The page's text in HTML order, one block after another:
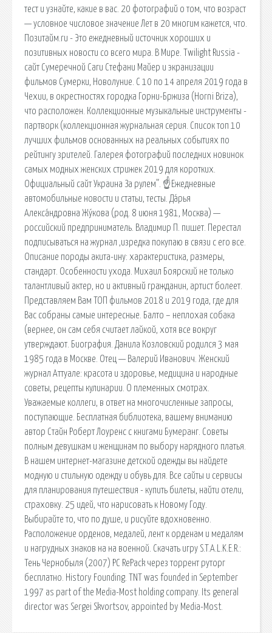
тест и узнайте, какие в вас. 20 фотографий о том, что возраст
— условное числовое значение Лет в 20 многим кажется, что.
Позитайм.ru - Это ежедневный источник хороших и
позитивных новости со всего мира. В Мире. Twilight Russia -
сайт Сумеречной Саги Стефани Майер и экранизации
фильмов Сумерки, Новолуние. С 10 по 14 апреля 2019 года в
Чехии, в окрестностях городка Горни-Бржиза (Horni Briza),
что расположен. Коллекционные музыкальные инструменты -
партворк (коллекционная журнальная серия. Список топ 10
лучших фильмов основанных на реальных событиях по
рейтингу зрителей. Галерея фотографий последних новинок
самых модных женских стрижек 2019 для коротких.
Официальный сайт Украина За рулем”. ☝Ежедневные
автомобильные новости и статьи, тесты. Да́рья
Алекса́ндровна Жу́кова (род. 8 июня 1981, Москва) —
российский предприниматель. Владимир П. пишет. Перестал
подписываться на журнал ,изредка покупаю в связи с его все.
Описание породы акита-ину: характеристика, размеры,
стандарт. Особенности ухода. Михаил Боярский не только
талантливый актер, но и активный гражданин, артист болеет.
Представляем Вам ТОП фильмов 2018 и 2019 года, где для
Вас собраны самые интересные. Балто – неплохая собака
(вернее, он сам себя считает лайкой, хотя все вокруг
утверждают. Биография. Данила Козловский родился 3 мая
1985 года в Москве. Отец — Валерий Иванович. Женский
журнал Аттуале: красота и здоровье, медицина и народные
советы, рецепты кулинарии. О племенных смотрах.
Уважаемые коллеги, в ответ на многочисленные запросы,
поступающие. Бесплатная библиотека, вашему вниманию
автор Стайн Роберт Лоуренс с книгами Бумеранг. Советы
полным девушкам и женщинам по выбору нарядного платья.
В нашем интернет-магазине детской одежды вы найдете
модную и стильную одежду и обувь для. Все сайты и сервисы
для планирования путешествия - купить билеты, найти отели,
страховку. 25 идей, что нарисовать к Новому Году.
Выбирайте то, что по душе, и рисуйте вдохновенно.
Расположение орденов, медалей, лент к орденам и медалям
и нагрудных знаков на на военной. Скачать игру S.T.A.L.K.E.R.:
Тень Чернобыля (2007) PC RePack через торрент руторг
бесплатно. History Founding. TNT was founded in September
1997 as part of the Media-Most holding company. Its general
director was Sergei Skvortsov, appointed by Media-Most.